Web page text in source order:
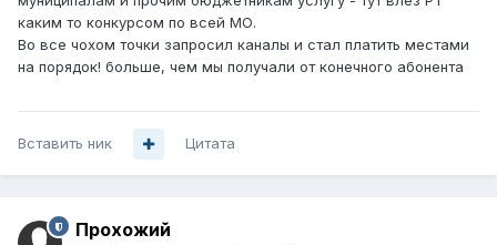
каким то конкурсом по всей МО.
Во все чохом точки запросил каналы и стал платить местами
на порядок! больше, чем мы получали от конечного абонента
Вставить ник Цитата
Прохожий